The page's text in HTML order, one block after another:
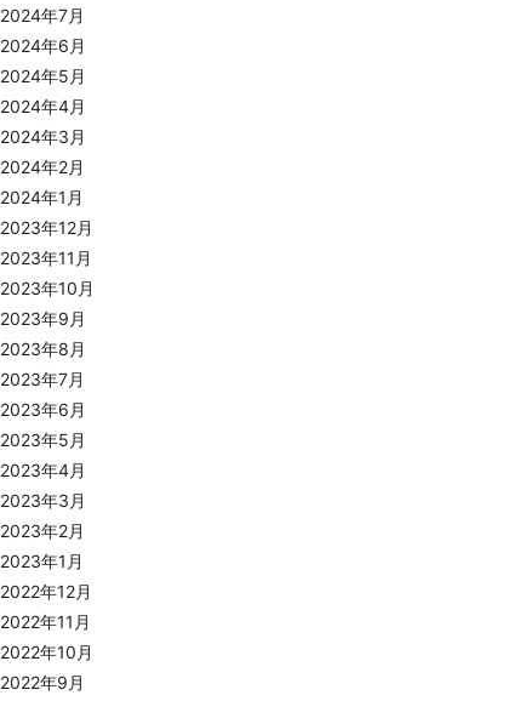
2024年7月
2024年6月
2024年5月
2024年4月
2024年3月
2024年2月
2024年1月
2023年12月
2023年11月
2023年10月
2023年9月
2023年8月
2023年7月
2023年6月
2023年5月
2023年4月
2023年3月
2023年2月
2023年1月
2022年12月
2022年11月
2022年10月
2022年9月